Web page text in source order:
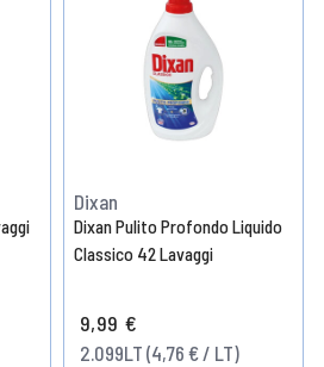
Dixan
Dixan Pulito Profondo Liquido
Classico 42 Lavaggi
9,99 €
2.099LT (4,76 € / LT)